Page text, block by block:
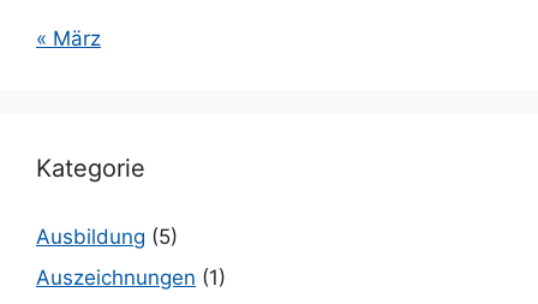
« März
Kategorie
Ausbildung (5)
Auszeichnungen (1)